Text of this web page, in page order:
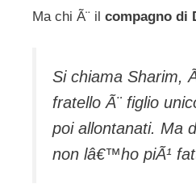
Ma chi Ã¨ il compagno di
Si chiama Sharim,
fratello Ã¨ figlio
poi allontanati. Ma
non lâ€™ho piÃ¹